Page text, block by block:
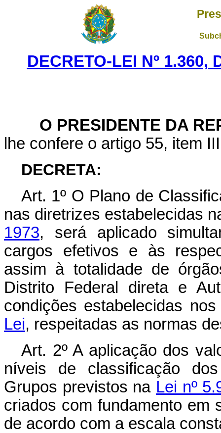
DECRETO-LEI Nº 1.360,
O PRESIDENTE DA
lhe confere o artigo 55, item
DECRETA:
Art. 1º O Plano de
nas diretrizes estabelecidas
1973, será aplicado
cargos efetivos e às
assim à totalidade de
Distrito Federal direta e
condições estabelecidas
Lei, respeitadas as normas
Art. 2º A aplicação dos
níveis de classificação
Grupos previstos na Lei nº
criados com fundamento em
de acordo com a escala